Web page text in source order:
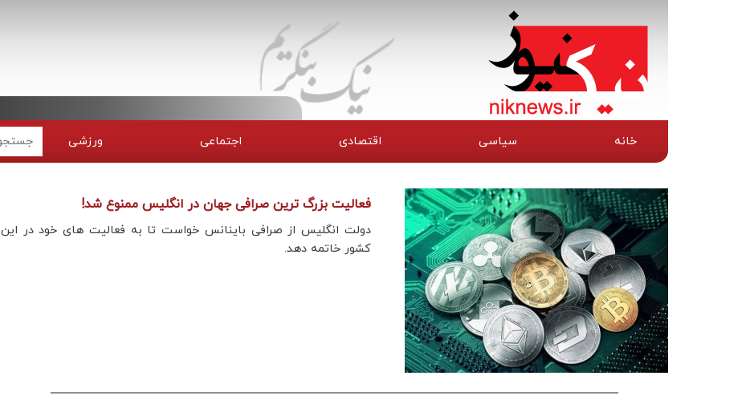
خانه سیاسی اقتصادی اجتماعی ورزشی
فعالیت بزرگ ترین صرافی جهان در انگلیس ممنوع شد!
دولت انگلیس از صرافی باینانس خواست تا به فعالیت های خود در این
کشور خاتمه دهد.